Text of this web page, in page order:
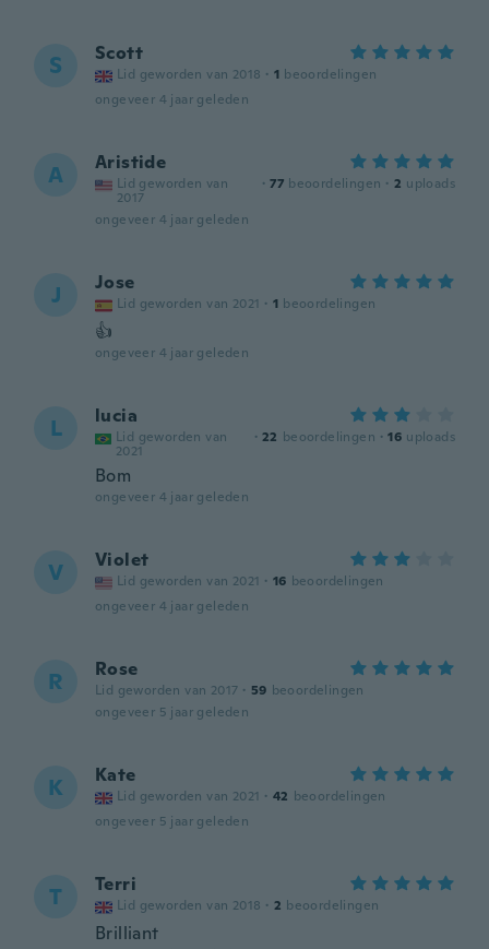
S Scott
Lid geworden van 2018 · 1 beoordelingen
ongeveer 4 jaar geleden
A Aristide
Lid geworden van
2017
· 77 beoordelingen · 2 uploads
ongeveer 4 jaar geleden
J Jose
Lid geworden van 2021 · 1 beoordelingen
👍
ongeveer 4 jaar geleden
L lucia
Lid geworden van
2021
· 22 beoordelingen · 16 uploads
Bom
ongeveer 4 jaar geleden
V Violet
Lid geworden van 2021 · 16 beoordelingen
ongeveer 4 jaar geleden
R Rose
Lid geworden van 2017 · 59 beoordelingen
ongeveer 5 jaar geleden
K Kate
Lid geworden van 2021 · 42 beoordelingen
ongeveer 5 jaar geleden
T Terri
Lid geworden van 2018 · 2 beoordelingen
Brilliant